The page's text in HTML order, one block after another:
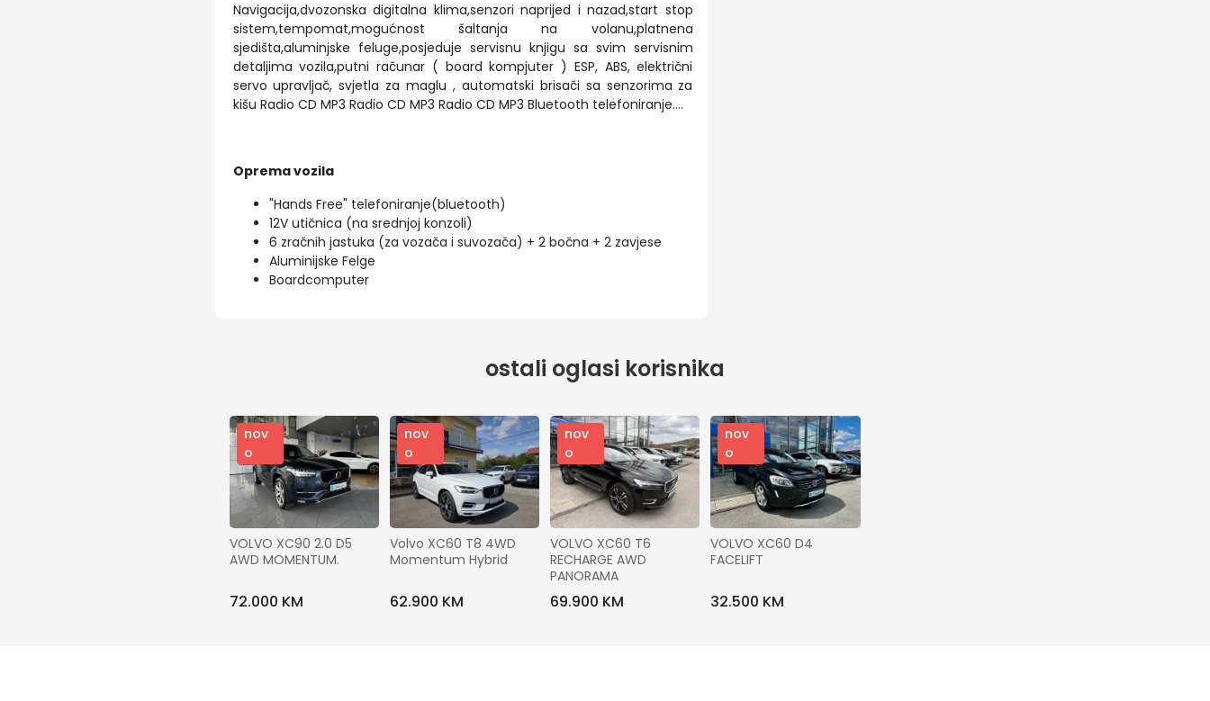
Navigacija,dvozonska digitalna klima,senzori naprijed i nazad,start stop
sistem,tempomat,mogućnost šaltanja na volanu,platnena
sjedišta,aluminjske feluge,posjeduje servisnu knjigu sa svim servisnim
detaljima vozila,putni računar ( board kompjuter ) ESP, ABS, električni
servo upravljač, svjetla za maglu , automatski brisači sa senzorima za
kišu Radio CD MP3 Radio CD MP3 Radio CD MP3 Bluetooth telefoniranje....
Oprema vozila
"Hands Free" telefoniranje(bluetooth)
12V utičnica (na srednjoj konzoli)
6 zračnih jastuka (za vozača i suvozača) + 2 bočna + 2 zavjese
Aluminijske Felge
Boardcomputer
ostali oglasi korisnika
nov
o
VOLVO XC90 2.0 D5
AWD MOMENTUM.
72.000 KM
nov
o
Volvo XC60 T8 4WD
Momentum Hybrid
62.900 KM
nov
o
VOLVO XC60 T6
RECHARGE AWD
PANORAMA
69.900 KM
nov
o
VOLVO XC60 D4
FACELIFT
32.500 KM